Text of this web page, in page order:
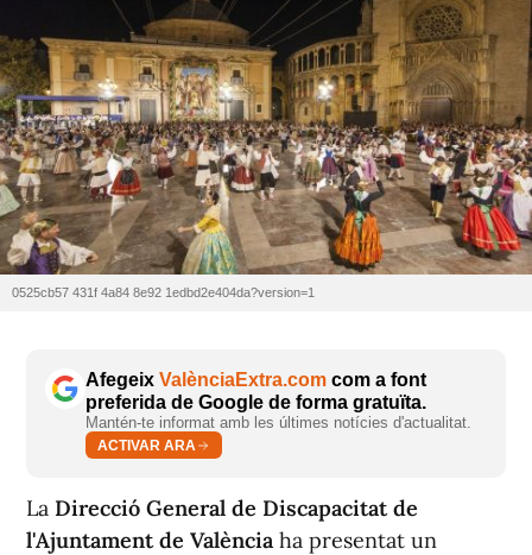
0525cb57 431f 4a84 8e92 1edbd2e404da?version=1
Afegeix ValènciaExtra.com com a font
preferida de Google de forma gratuïta.
Mantén-te informat amb les últimes notícies d'actualitat.
ACTIVAR ARA
La Direcció General de Discapacitat de
l'Ajuntament de València ha presentat un